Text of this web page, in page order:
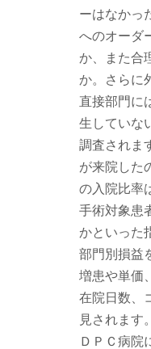
ーはなかっ
へのオーダ
か、また合
か。さらに
直接部門に
生していな
調査されま
が来院した
の入院比率
手術対象患
かといった
部門別損益
増患や単価
在院日数、
見されます。
ＤＰＣ病院